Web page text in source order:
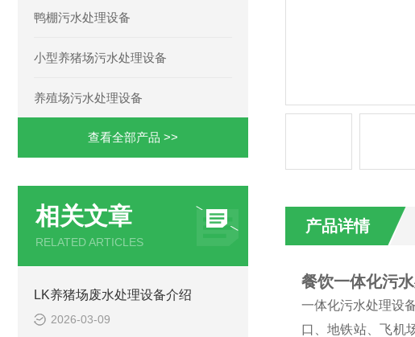
鸭棚污水处理设备
小型养猪场污水处理设备
养殖场污水处理设备
查看全部产品 >>
相关文章
RELATED ARTICLES
LK养猪场废水处理设备介绍
2026-03-09
产品详情
餐饮一体化污
一体化污水处理设
口、地铁站、飞机